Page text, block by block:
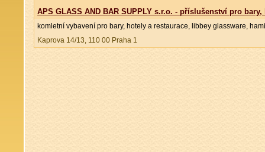
APS GLASS AND BAR SUPPLY s.r.o. - příslušenství pro
komletní vybavení pro bary, hotely a restaurace, libbey glassware,
Kaprova 14/13, 110 00 Praha 1